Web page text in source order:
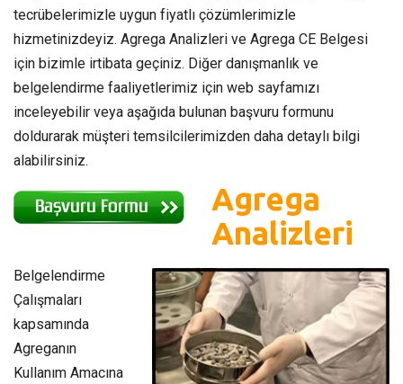
tecrübelerimizle uygun fiyatlı çözümlerimizle
hizmetinizdeyiz. Agrega Analizleri ve Agrega CE Belgesi
için bizimle irtibata geçiniz. Diğer danışmanlık ve
belgelendirme faaliyetlerimiz için web sayfamızı
inceleyebilir veya aşağıda bulunan başvuru formunu
doldurarak müşteri temsilcilerimizden daha detaylı bilgi
alabilirsiniz.
Agrega
Analizleri
Belgelendirme
Çalışmaları
kapsamında
Agreganın
Kullanım Amacına